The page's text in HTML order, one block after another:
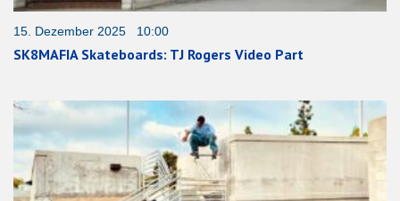
15. Dezember 2025 10:00
SK8MAFIA Skateboards: TJ Rogers Video Part